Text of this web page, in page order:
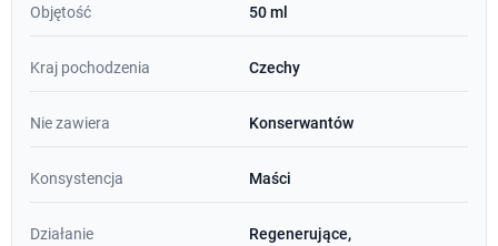
Objętość 50 ml
Kraj pochodzenia Czechy
Nie zawiera Konserwantów
Konsystencja Maści
Działanie
Regenerujące,